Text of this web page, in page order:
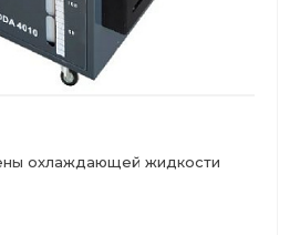
охлаждающей жидкости